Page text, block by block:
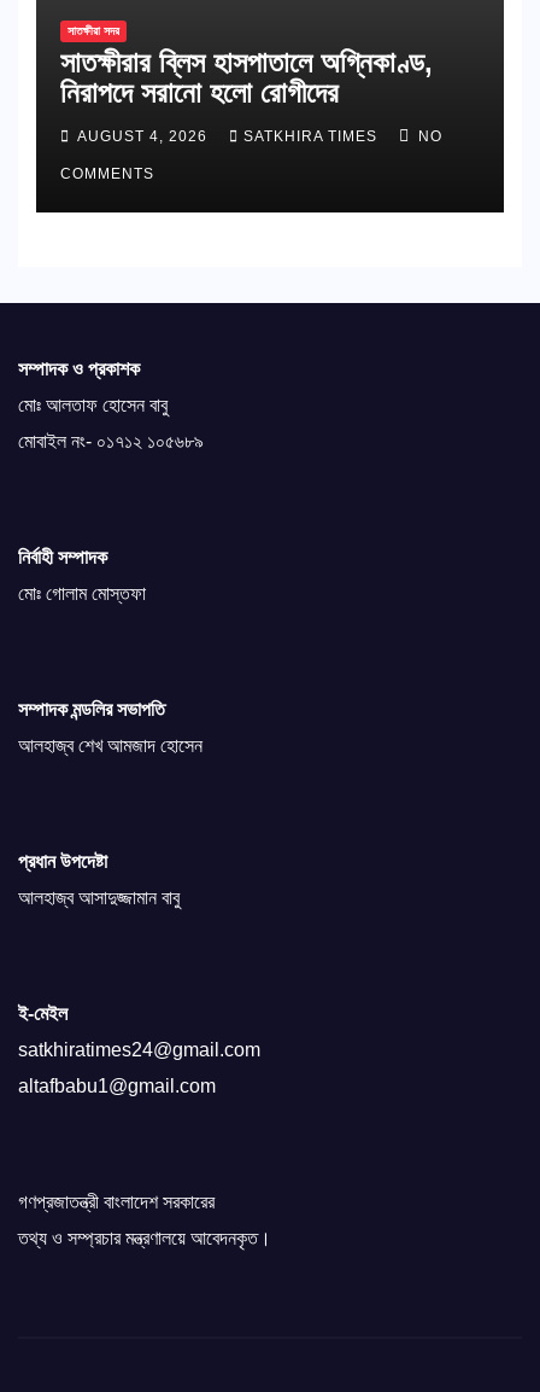
সাতক্ষীরা সদর
সাতক্ষীরার ব্লিস হাসপাতালে অগ্নিকাণ্ড,
নিরাপদে সরানো হলো রোগীদের
AUGUST 4, 2026 SATKHIRA TIMES NO
COMMENTS
সম্পাদক ও প্রকাশক
মোঃ আলতাফ হোসেন বাবু
মোবাইল নং- ০১৭১২ ১০৫৬৮৯
নির্বাহী সম্পাদক
মোঃ গোলাম মোস্তফা
সম্পাদক মন্ডলির সভাপতি
আলহাজ্ব শেখ আমজাদ হোসেন
প্রধান উপদেষ্টা
আলহাজ্ব আসাদুজ্জামান বাবু
ই-মেইল
satkhiratimes24@gmail.com
altafbabu1@gmail.com
গণপ্রজাতন্ত্রী বাংলাদেশ সরকারের
তথ্য ও সম্প্রচার মন্ত্রণালয়ে আবেদনকৃত।